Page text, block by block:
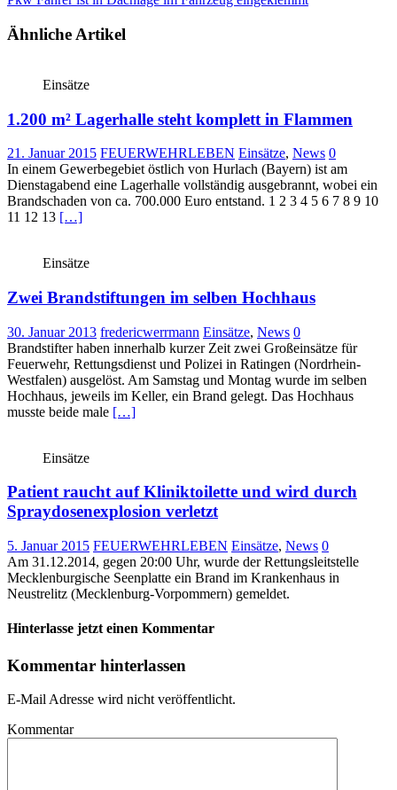
Ähnliche Artikel
Einsätze
1.200 m² Lagerhalle steht komplett in Flammen
21. Januar 2015 FEUERWEHRLEBEN Einsätze, News 0
In einem Gewerbegebiet östlich von Hurlach (Bayern) ist am
Dienstagabend eine Lagerhalle vollständig ausgebrannt, wobei ein
Brandschaden von ca. 700.000 Euro entstand. 1 2 3 4 5 6 7 8 9 10
11 12 13 […]
Einsätze
Zwei Brandstiftungen im selben Hochhaus
30. Januar 2013 fredericwerrmann Einsätze, News 0
Brandstifter haben innerhalb kurzer Zeit zwei Großeinsätze für
Feuerwehr, Rettungsdienst und Polizei in Ratingen (Nordrhein-
Westfalen) ausgelöst. Am Samstag und Montag wurde im selben
Hochhaus, jeweils im Keller, ein Brand gelegt. Das Hochhaus
musste beide male […]
Einsätze
Patient raucht auf Kliniktoilette und wird durch
Spraydosenexplosion verletzt
5. Januar 2015 FEUERWEHRLEBEN Einsätze, News 0
Am 31.12.2014, gegen 20:00 Uhr, wurde der Rettungsleitstelle
Mecklenburgische Seenplatte ein Brand im Krankenhaus in
Neustrelitz (Mecklenburg-Vorpommern) gemeldet.
Hinterlasse jetzt einen Kommentar
Kommentar hinterlassen
E-Mail Adresse wird nicht veröffentlicht.
Kommentar